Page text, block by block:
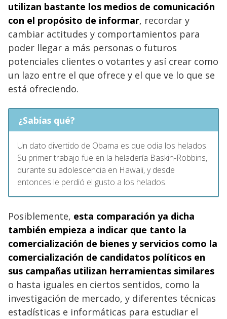
utilizan bastante los medios de comunicación
con el propósito de informar, recordar y
cambiar actitudes y comportamientos para
poder llegar a más personas o futuros
potenciales clientes o votantes y así crear como
un lazo entre el que ofrece y el que ve lo que se
está ofreciendo.
¿Sabías qué?
Un dato divertido de Obama es que odia los helados.
Su primer trabajo fue en la heladería Baskin-Robbins,
durante su adolescencia en Hawaii, y desde
entonces le perdió el gusto a los helados.
Posiblemente, esta comparación ya dicha
también empieza a indicar que tanto la
comercialización de bienes y servicios como la
comercialización de candidatos políticos en
sus campañas utilizan herramientas similares
o hasta iguales en ciertos sentidos, como la
investigación de mercado, y diferentes técnicas
estadísticas e informáticas para estudiar el